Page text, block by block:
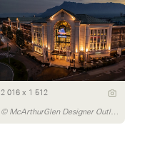
2 016 x 1 512
© McArthurGlen Designer Outlet Salzburg/neonwave.studio